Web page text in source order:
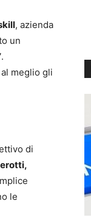
, azienda
un
.
meglio gli
di
le